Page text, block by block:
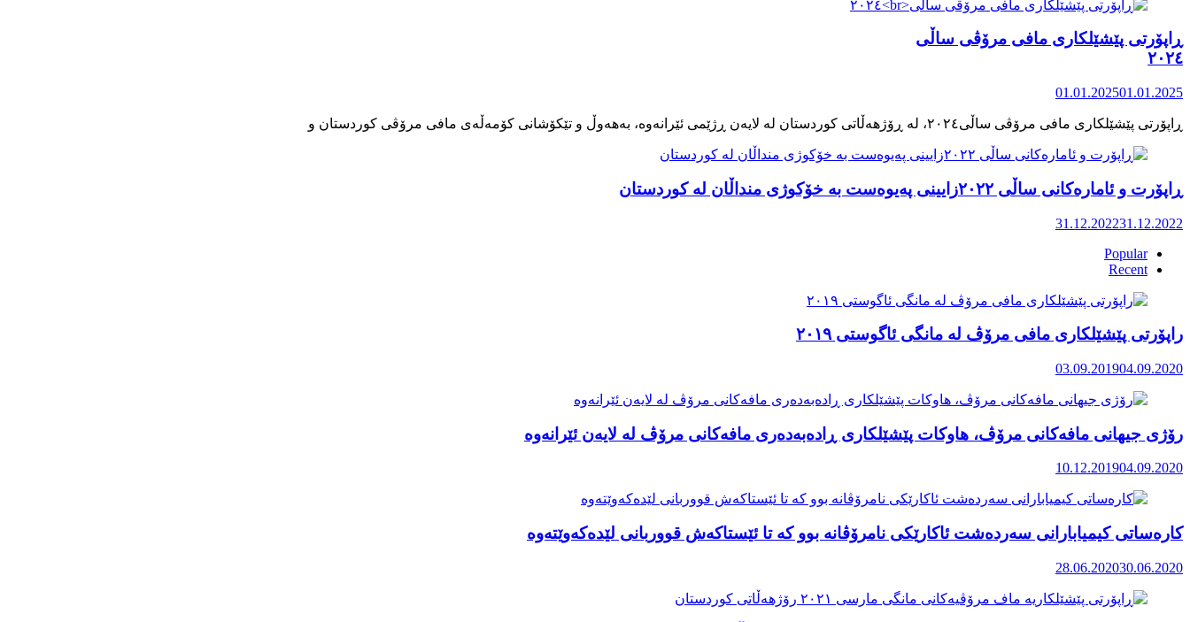
ڕاپۆرتی پێشێلکاری مافی مرۆڤی ساڵی
٢٠٢٤
01.01.202501.01.2025
ڕاپۆرت و ئامارەکانی ساڵی ٢٠٢٢زایینی پەیوەست بە خۆکوژی منداڵان لە کوردستان
31.12.202231.12.2022
Popular
Recent
راپۆرتی پێشێلكاری مافی مرۆڤ له‌ مانگی ئاگوستی ٢٠١٩
03.09.201904.09.2020
رۆژی جیهانی مافەکانی مرۆڤ، هاوکات پێشێلکاری ڕادەبەدەری مافەکانی مرۆڤ لە لایەن ئێرانەوە
10.12.201904.09.2020
کارەساتی کیمیابارانی سەردەشت ئاکارێکی نامرۆڤانە بوو کە تا ئێستاکەش قووربانی لێدەکەوێتەوە
28.06.202030.06.2020